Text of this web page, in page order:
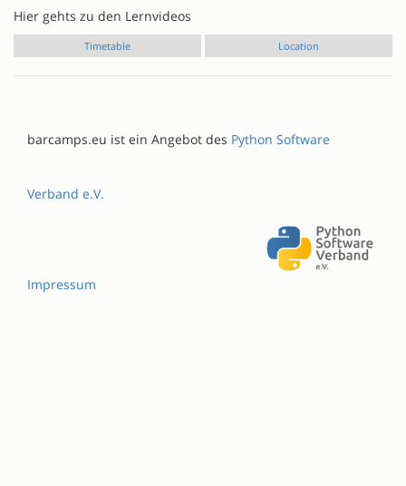
Hier gehts zu den Lernvideos
Timetable Location
barcamps.eu ist ein Angebot des Python Software
Verband e.V.
Impressum